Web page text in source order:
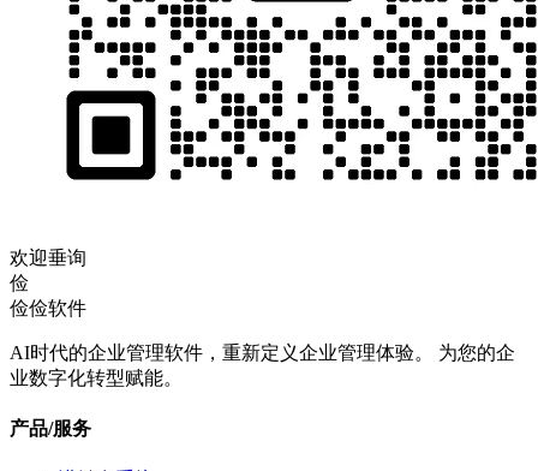
欢迎垂询
俭
俭俭软件
AI时代的企业管理软件，重新定义企业管理体验。 为您的企
业数字化转型赋能。
产品/服务